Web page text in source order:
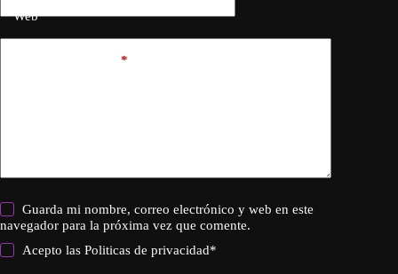
Web
*
Guarda mi nombre, correo electrónico y web en este
navegador para la próxima vez que comente.
Acepto lasPoliticas de privacidad*